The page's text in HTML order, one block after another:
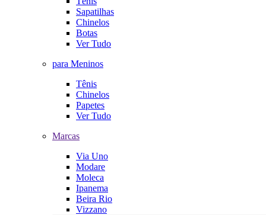
Sapatilhas
Chinelos
Botas
Ver Tudo
para Meninos
Tênis
Chinelos
Papetes
Ver Tudo
Marcas
Via Uno
Modare
Moleca
Ipanema
Beira Rio
Vizzano